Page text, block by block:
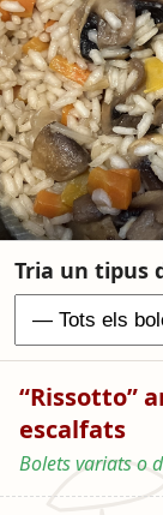
Tria un tipus
“Rissotto”
escalfats
Bolets variats o